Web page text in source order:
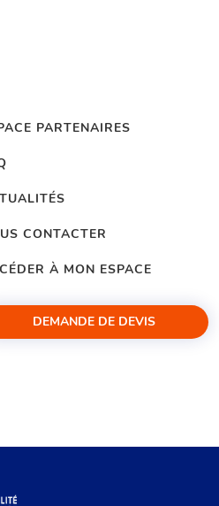
PARTENAIRES
CONTACTER
À MON ESPACE
DEMANDE DE DEVIS